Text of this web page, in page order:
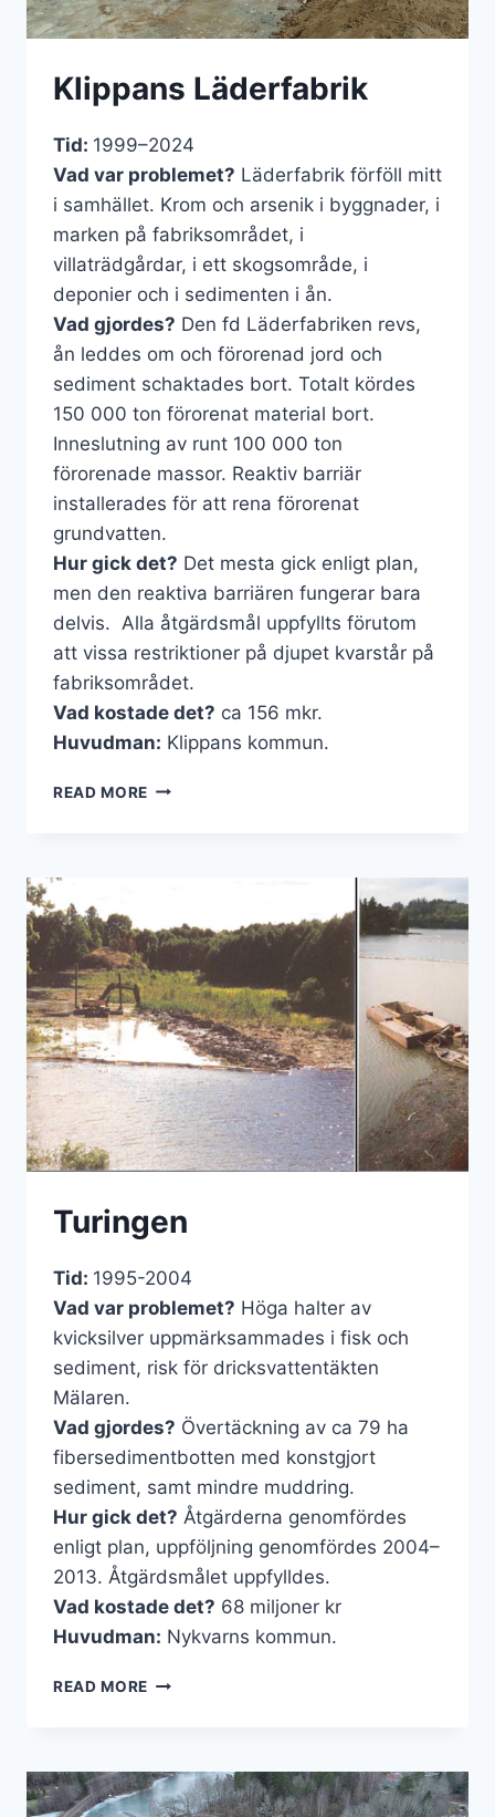
Klippans Läderfabrik
Tid: 1999–2024
Vad var problemet? Läderfabrik förföll mitt
i samhället. Krom och arsenik i byggnader, i
marken på fabriksområdet, i
villaträdgårdar, i ett skogsområde, i
deponier och i sedimenten i ån.
Vad gjordes? Den fd Läderfabriken revs,
ån leddes om och förorenad jord och
sediment schaktades bort. Totalt kördes
150 000 ton förorenat material bort.
Inneslutning av runt 100 000 ton
förorenade massor. Reaktiv barriär
installerades för att rena förorenat
grundvatten.
Hur gick det? Det mesta gick enligt plan,
men den reaktiva barriären fungerar bara
delvis. Alla åtgärdsmål uppfyllts förutom
att vissa restriktioner på djupet kvarstår på
fabriksområdet.
Vad kostade det? ca 156 mkr.
Huvudman: Klippans kommun.
READ MORE KLIPPANS
Turingen
Tid: 1995-2004
Vad var problemet? Höga halter av
kvicksilver uppmärksammades i fisk och
sediment, risk för dricksvattentäkten
Mälaren.
Vad gjordes? Övertäckning av ca 79 ha
fibersedimentbotten med konstgjort
sediment, samt mindre muddring.
Hur gick det? Åtgärderna genomfördes
enligt plan, uppföljning genomfördes 2004–
2013. Åtgärdsmålet uppfylldes.
Vad kostade det? 68 miljoner kr
Huvudman: Nykvarns kommun.
READ MORE TURINGEN